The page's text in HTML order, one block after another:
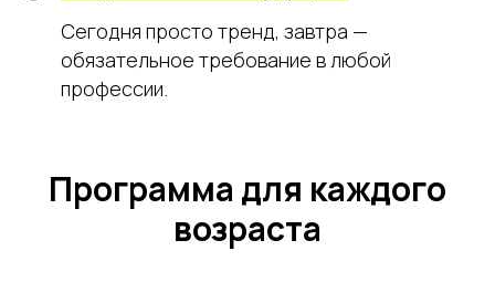
Сегодня просто тренд, завтра —
обязательное требование в любой
профессии.
Программа для каждого
возраста